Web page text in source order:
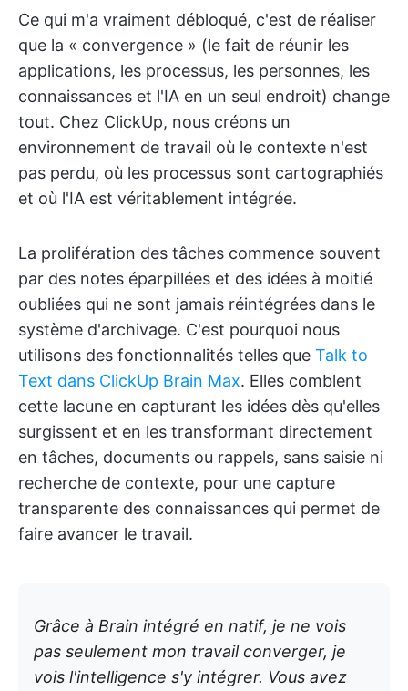
Ce qui m'a vraiment débloqué, c'est de réaliser
que la « convergence » (le fait de réunir les
applications, les processus, les personnes, les
connaissances et l'IA en un seul endroit) change
tout. Chez ClickUp, nous créons un
environnement de travail où le contexte n'est
pas perdu, où les processus sont cartographiés
et où l'IA est véritablement intégrée.
La prolifération des tâches commence souvent
par des notes éparpillées et des idées à moitié
oubliées qui ne sont jamais réintégrées dans le
système d'archivage. C'est pourquoi nous
utilisons des fonctionnalités telles que Talk to
Text dans ClickUp Brain Max. Elles comblent
cette lacune en capturant les idées dès qu'elles
surgissent et en les transformant directement
en tâches, documents ou rappels, sans saisie ni
recherche de contexte, pour une capture
transparente des connaissances qui permet de
faire avancer le travail.
Grâce à Brain intégré en natif, je ne vois
pas seulement mon travail converger, je
vois l'intelligence s'y intégrer. Vous avez